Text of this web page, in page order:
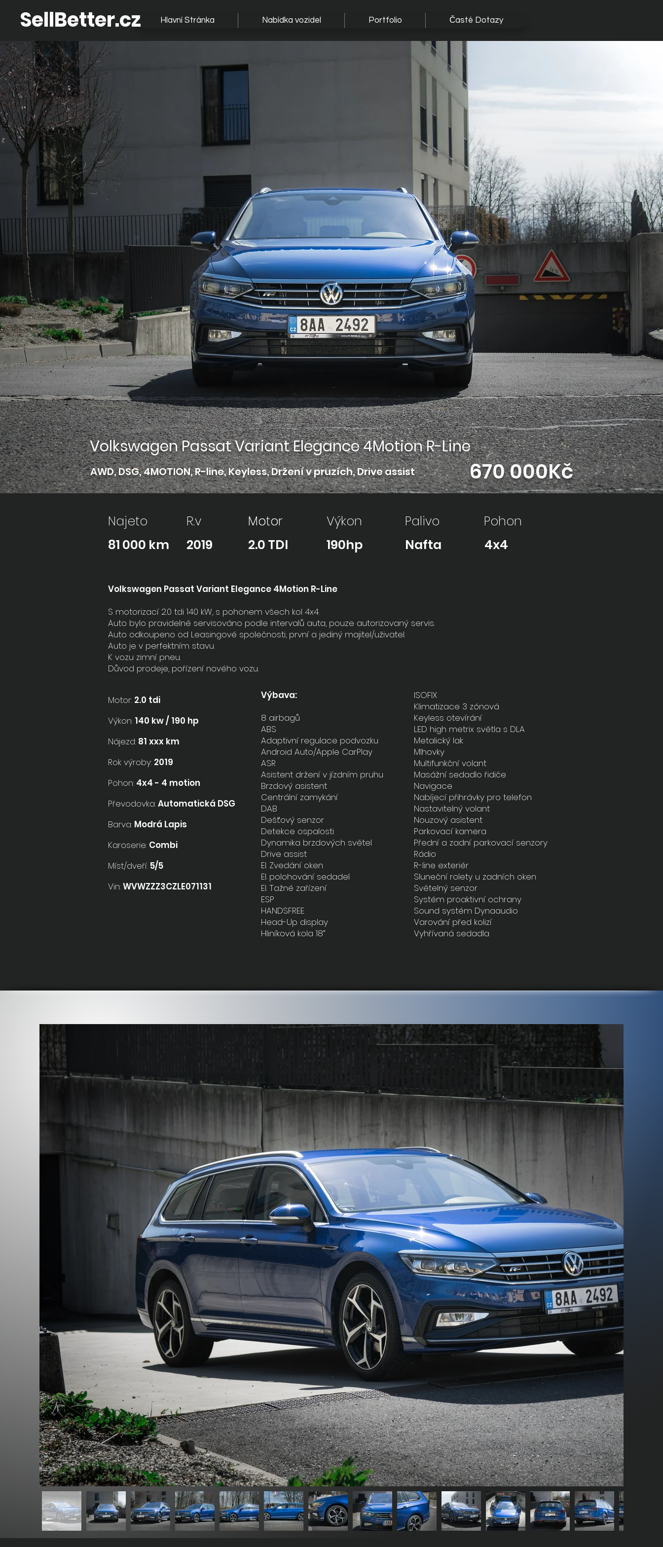
SellBetter.cz Hlavní Stránka Nabídka vozidel Portfolio Časté Dotazy
Volkswagen Passat Variant Elegance 4Motion R-Line
670 000Kč
AWD, DSG, 4MOTION, R-line, Keyless, Držení v pruzích, Drive assist
Najeto
R.v
81 000 km
2019
Motor
Motor Výkon
Palivo
2.0 TDI
190hp Nafta
Pohon
4x4
Volkswagen Passat Variant Elegance 4Motion R-Line
S motorizací 2.0 tdi 140 kW, s pohonem všech kol 4x4.
Auto bylo pravidelně servisováno podle intervalů auta, pouze autorizovaný servis.
Auto odkoupeno od Leasingové společnosti, první a jediný majitel/uživatel.
Auto je v perfektním stavu.
K vozu zimní pneu.
Důvod prodeje, pořízení nového vozu.
Motor: 2.0 tdi
Výkon: 140 kw / 190 hp
Nájezd: 81 xxx km
Rok výroby: 2019
Pohon: 4x4 - 4 motion
Převodovka: Automatická DSG
Barva: Modrá Lapis
Karoserie: Combi
Míst/dveří: 5/5
Vin: WVWZZZ3CZLE071131
Výbava:
8 airbagů
ABS
Adaptivní regulace podvozku
Android Auto/Apple CarPlay
ASR
Asistent držení v jízdním pruhu
Brzdový asistent
Centrální zamykání
DAB
Dešťový senzor
Detekce ospalosti
Dynamika brzdových světel
Drive assist
El. Zvedání oken
El. polohování sedadel
El. Tažné zařízení
ESP
HANDSFREE
Head-Up display
Hliníková kola 18”
ISOFIX
Klimatizace 3 zónová
Keyless otevírání
LED high metrix světla s DLA
Metalický lak
Mlhovky
Multifunkční volant
Masážní sedadlo řidiče
Navigace
Nabíjecí přihrávky pro telefon
Nastavitelný volant
Nouzový asistent
Parkovací kamera
Přední a zadní parkovací senzory
Rádio
R-line exteriér
Sluneční rolety u zadních oken
Světelný senzor
Systém proaktivní ochrany
Sound systém Dynaaudio
Varování před kolizí
Vyhřívaná sedadla